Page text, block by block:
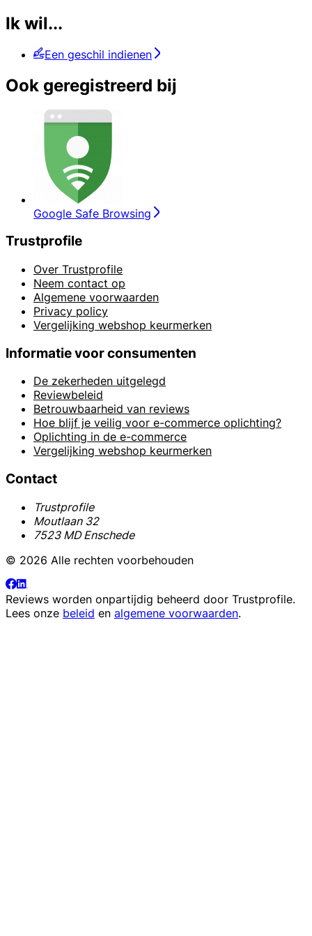
Ik wil...
Een geschil indienen
Ook geregistreerd bij
Google Safe Browsing
Trustprofile
Over Trustprofile
Neem contact op
Algemene voorwaarden
Privacy policy
Vergelijking webshop keurmerken
Informatie voor consumenten
De zekerheden uitgelegd
Reviewbeleid
Betrouwbaarheid van reviews
Hoe blijf je veilig voor e-commerce oplichting?
Oplichting in de e-commerce
Vergelijking webshop keurmerken
Contact
Trustprofile
Moutlaan 32
7523 MD Enschede
© 2026 Alle rechten voorbehouden
Reviews worden onpartijdig beheerd door Trustprofile.
Lees onze beleid en algemene voorwaarden.